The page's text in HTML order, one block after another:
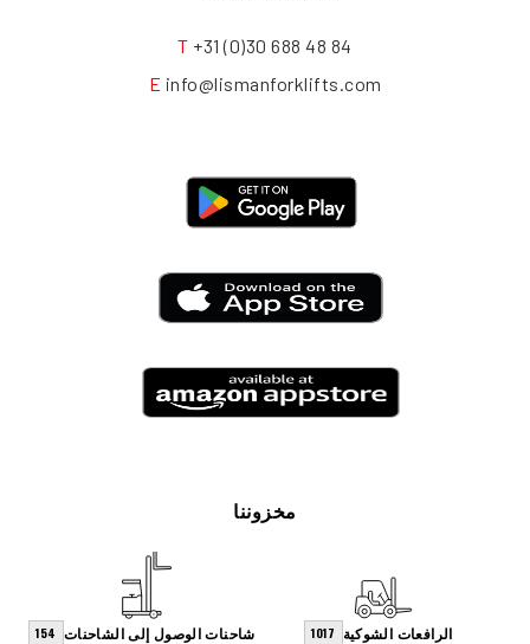
T +31 (0)30 688 48 84
E info@lismanforklifts.com
مخزوننا
الرافعات الشوكية 1017 شاحنات الوصول إلى الشاحنات 154